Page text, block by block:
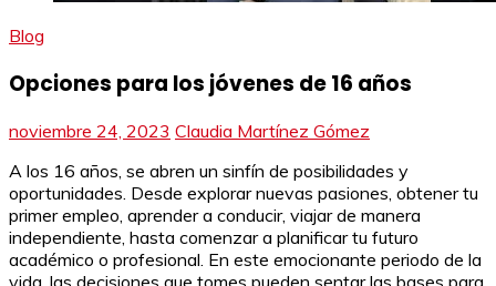
Blog
Opciones para los jóvenes de 16 años
noviembre 24, 2023 Claudia Martínez Gómez
A los 16 años, se abren un sinfín de posibilidades y
oportunidades. Desde explorar nuevas pasiones, obtener tu
primer empleo, aprender a conducir, viajar de manera
independiente, hasta comenzar a planificar tu futuro
académico o profesional. En este emocionante periodo de la